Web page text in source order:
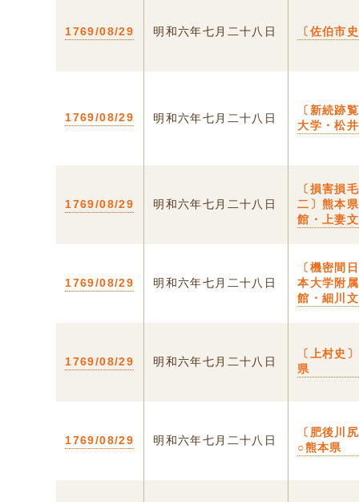
1769/08/29 明和六年七月二十八日 〔佐伯市
1769/08/29 明和六年七月二十八日
〔新続跡
大学・松
1769/08/29 明和六年七月二十八日
〔損害
二〕熊本
館・上妻
1769/08/29 明和六年七月二十八日
〔機密間
本大学附
館・細川
1769/08/29 明和六年七月二十八日
〔上村史
県
1769/08/29 明和六年七月二十八日
〔肥後川
○熊本県